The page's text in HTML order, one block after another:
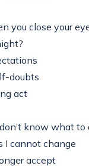
you close your
doubts
act
know what to
I cannot change
accept